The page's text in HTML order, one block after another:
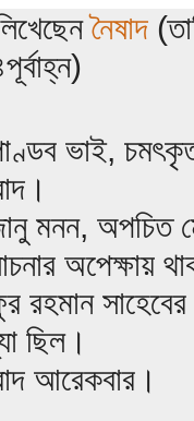
নৈষাদ
ভাই,
মনন, অপচিত
অপেক্ষায়
রহমান
ছিল।
আরেকবার।